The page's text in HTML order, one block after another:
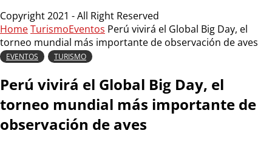
Copyright 2021 - All Right Reserved
HomeTurismoEventos Perú vivirá el Global Big Day, el
torneo mundial más importante de observación de aves
EVENTOS TURISMO
Perú vivirá el Global Big Day, el
torneo mundial más importante de
observación de aves